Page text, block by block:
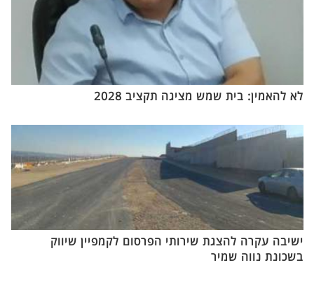
לא להאמין: בית שמש מציגה תקציב 2028
ישיבה עקרה להצגת שירותי הפרסום לקמפיין שיווק
בשכונת נווה שמיר